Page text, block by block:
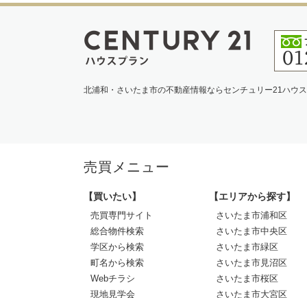
北浦和・さいたま市の不動産情報ならセンチュリー21ハウ
売買メニュー
【買いたい】
売買専門サイト
総合物件検索
学区から検索
町名から検索
Webチラシ
現地見学会
【エリアから探す】
さいたま市浦和区
さいたま市中央区
さいたま市緑区
さいたま市見沼区
さいたま市桜区
さいたま市大宮区